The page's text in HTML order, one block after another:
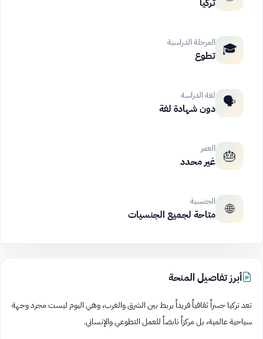
تركيا
🎓 المرحلة الدراسية
تطوع
🗣️ لغة الدراسة
دون شهادة لغة
🎂 العمر
غير محدد
🌐 الجنسية
متاحة لجميع الجنسيات
أبرز تفاصيل المنحة
تعد تركيا جسراً ثقافياً فريداً يربط بين الشرق والغرب، وهي اليوم ليست مجرد وجهة
سياحية عالمية، بل مركزاً نابضاً للعمل التطوعي والإنساني.